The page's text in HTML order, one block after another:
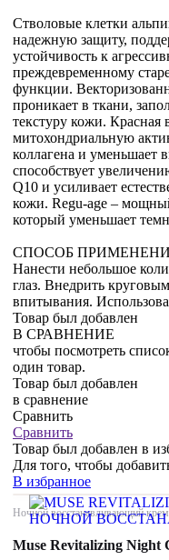
Стволовые клетки
надежную защиту,
устойчивость к
преждевременному
функции.
проникает в ткани,
текстуру кожи. Красная
митохондриальную
коллагена и
способствует
Q10 и усиливает
кожи. Regu-age –
который уменьшает
СПОСОБ
Нанести небольшое
глаз. Внедрить
впитывания.
Товар был добавлен
В СРАВНЕНИЕ
чтобы посмотреть
один товар.
Товар был добавлен
в сравнение
Сравнить
Сравнить
Товар был добавлен в
Для того, чтобы
В избранное
Ночной восстанавливающий
Muse Revitalizing Night